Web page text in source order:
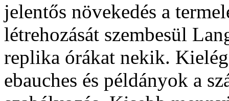
jelentős növekedés a
létrehozását szembesül
replika órákat nekik.
ebauches és példányok a